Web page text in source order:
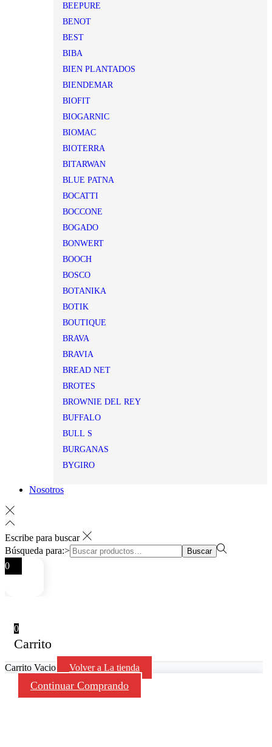
BEEPURE
BENOT
BEST
BIBA
BIEN PLANTADOS
BIENDEMAR
BIOFIT
BIOGARNIC
BIOMAC
BIOTERRA
BITARWAN
BLUE PATNA
BOCATTI
BOCCONE
BOGADO
BONWERT
BOOCH
BOSCO
BOTANIKA
BOTIK
BOUTIQUE
BRAVA
BRAVIA
BREAD NET
BROTES
BROWNIE DEL REY
BUFFALO
BULL S
BURGANAS
BYGIRO
Nosotros
Escribe para buscar
Búsqueda para:>
Buscar
0
0
Carrito
Carrito Vacio Volver a La tienda
Continuar Comprando